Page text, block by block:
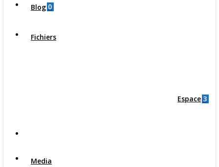
Blog 0
Fichiers
Espace 3
Media